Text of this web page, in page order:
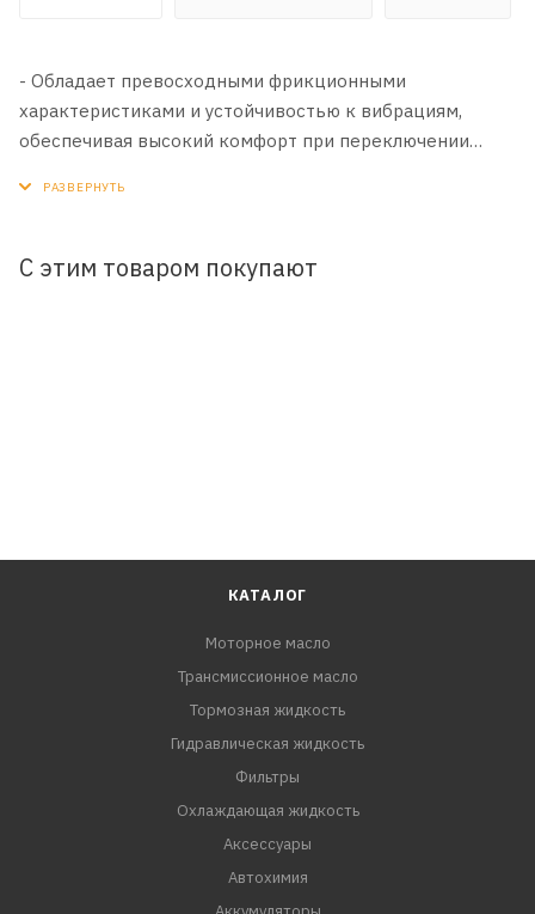
- Обладает превосходными фрикционными
характеристиками и устойчивостью к вибрациям,
обеспечивая высокий комфорт при переключении
переключение передач в различных тяжелых условиях
С этим товаром покупают
КАТАЛОГ
Моторное масло
Трансмиссионное масло
Тормозная жидкость
Гидравлическая жидкость
Фильтры
Охлаждающая жидкость
Аксессуары
Автохимия